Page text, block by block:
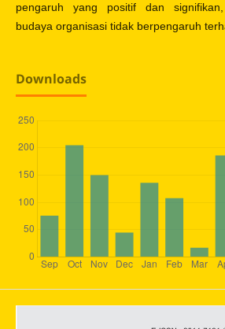
pengaruh yang positif dan
budaya organisasi tidak berpengaruh
Downloads